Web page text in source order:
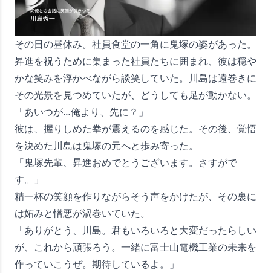
その日の昼休み。社員食堂の一角に鬼塚の姿があった。
昇進を祝うために集まった社員たちに囲まれ、彼は穏や
かな笑みを浮かべながら談笑していた。川島は遠巻きに
その光景を見つめていたが、どうしても足が動かない。
「あいつが…俺より、先に？」
彼は、握りしめた拳が震えるのを感じた。その後、覚悟
を決めた川島は鬼塚の元へと歩み寄った。
「鬼塚先輩、昇進おめでとうございます。さすがで
す。」
精一杯の笑顔を作りながらそう声をかけたが、その裏に
は妬みと憎悪が渦巻いていた。
「ありがとう、川島。君もいろいろと大変だったらしい
が、これから頑張ろう。一緒に富士山電機工業の未来を
作っていこうぜ。期待しているよ。」